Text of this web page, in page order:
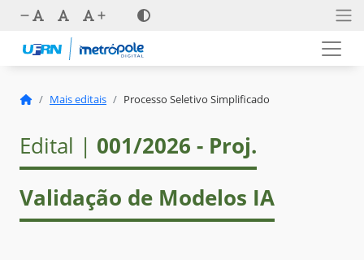
Mais editais Processo Seletivo Simplificado
Edital | 001/2026 - Proj.
Validação de Modelos IA